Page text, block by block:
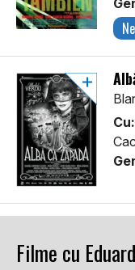
Cu:
Filme cu